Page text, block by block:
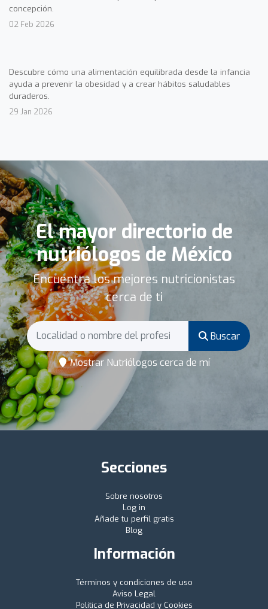
concepción.
02 Feb 2026
Descubre cómo una alimentación equilibrada desde la infancia
ayuda a prevenir la obesidad y a crear hábitos saludables
duraderos.
29 Jan 2026
El mayor directorio de
nutriólogos de México
Encuentra los mejores nutricionistas
cerca de ti
Buscar
Mostrar Nutriólogos cerca de mí
Secciones
Sobre nosotros
Log in
Añade tu perfil gratis
Blog
Información
Términos y condiciones de uso
Aviso Legal
Política de Privacidad y Cookies